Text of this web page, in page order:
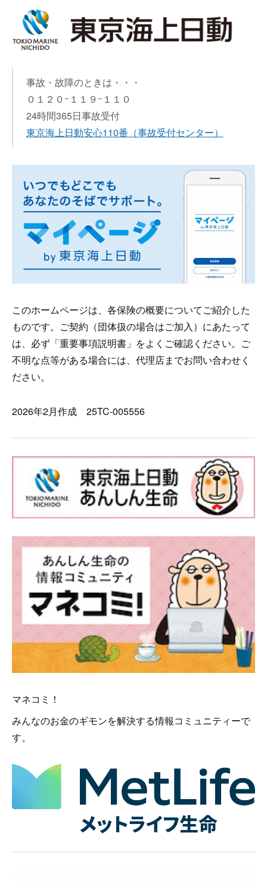
事故・故障のときは・・・
０１２０ｰ１１９ｰ１１０
24時間365日事故受付
東京海上日動安心110番 （事故受付センター）
このホームページは、各保険の概要についてご紹介した
ものです。ご契約（団体扱の場合はご加入）にあたって
は、必ず「重要事項説明書」をよくご確認ください。ご
不明な点等がある場合には、代理店までお問い合わせく
ださい。
2026年2月作成 25TC-005556
マネコミ！
みんなのお金のギモンを解決する情報コミュニティーで
す。